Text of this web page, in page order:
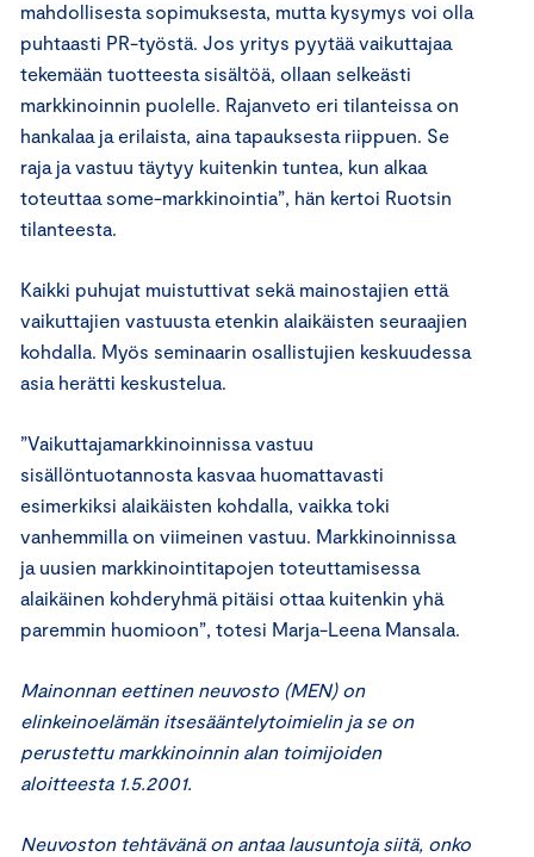
mahdollisesta sopimuksesta, mutta kysymys voi olla
puhtaasti PR-työstä. Jos yritys pyytää vaikuttajaa
tekemään tuotteesta sisältöä, ollaan selkeästi
markkinoinnin puolelle. Rajanveto eri tilanteissa on
hankalaa ja erilaista, aina tapauksesta riippuen. Se
raja ja vastuu täytyy kuitenkin tuntea, kun alkaa
toteuttaa some-markkinointia”, hän kertoi Ruotsin
tilanteesta.
Kaikki puhujat muistuttivat sekä mainostajien että
vaikuttajien vastuusta etenkin alaikäisten seuraajien
kohdalla. Myös seminaarin osallistujien keskuudessa
asia herätti keskustelua.
”Vaikuttajamarkkinoinnissa vastuu
sisällöntuotannosta kasvaa huomattavasti
esimerkiksi alaikäisten kohdalla, vaikka toki
vanhemmilla on viimeinen vastuu. Markkinoinnissa
ja uusien markkinointitapojen toteuttamisessa
alaikäinen kohderyhmä pitäisi ottaa kuitenkin yhä
paremmin huomioon”, totesi Marja-Leena Mansala.
Mainonnan eettinen neuvosto (MEN) on
elinkeinoelämän itsesääntelytoimielin ja se on
perustettu markkinoinnin alan toimijoiden
aloitteesta 1.5.2001.
Neuvoston tehtävänä on antaa lausuntoja siitä, onko